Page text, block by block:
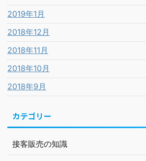
2019年1月
2018年12月
2018年11月
2018年10月
2018年9月
カテゴリー
接客販売の知識